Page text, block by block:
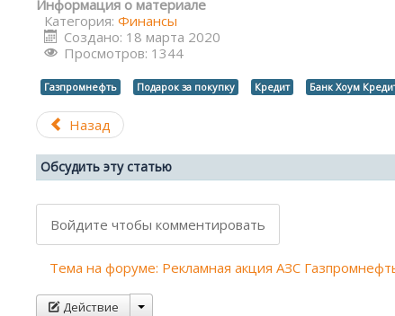
Информация о материале
Категория: Финансы
Создано: 18 марта 2020
Просмотров: 1344
Газпромнефть Подарок за покупку Кредит Банк Хоум
Назад
Обсудить эту статью
Войдите чтобы комментировать
Тема на форуме: Рекламная акция АЗС
Действие